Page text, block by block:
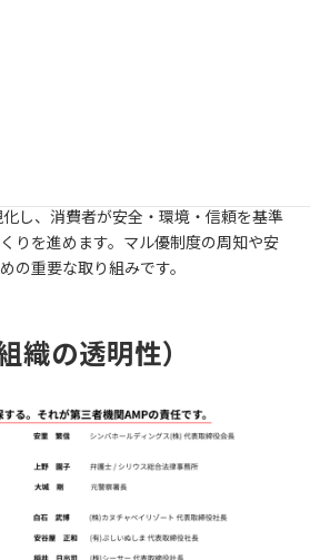
し、消費者が安全・環境・信頼を基準
りを進めます。マル優制度の周知や安
の重要な取り組みです。
織の透明性）